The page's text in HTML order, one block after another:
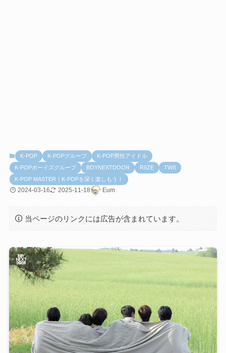
K-POP K-POPグループ
K-POP男性アイドル
K-POPボーイズグループ
BOYNEXTDOOR RIIZE
TWS
K-POP MASTER｜K-POPを深く楽しもう！
2024-03-16 2025-11-18 Eum
当ページのリンクには広告が含まれています。